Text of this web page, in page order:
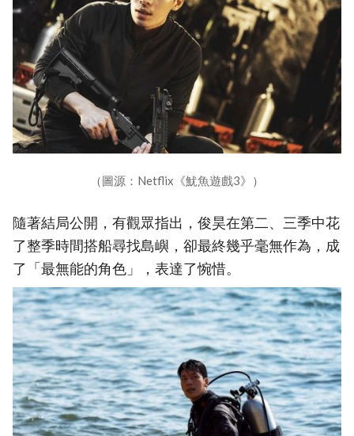
（圖源：Netflix《魷魚遊戲3》）
隨著結局公開，有觀眾指出，俊昊在第二、三季中花
了整季時間搭船尋找島嶼，卻最終幾乎毫無作為，成
了「最無能的角色」，表達了惋惜。